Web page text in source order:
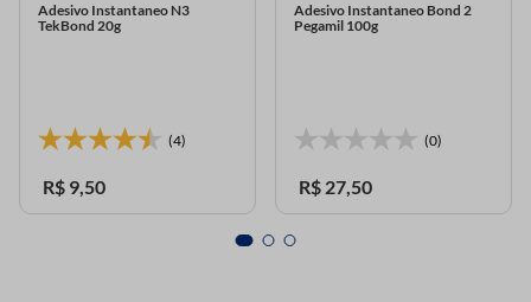
Adesivo Instantaneo N3
TekBond 20g
(4)
R$ 9,50
Adesivo Instantaneo Bond 2
Pegamil 100g
(0)
R$ 27,50